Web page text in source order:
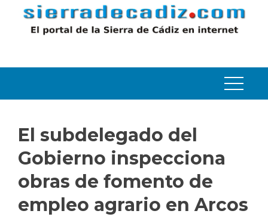
El subdelegado del
Gobierno inspecciona
obras de fomento de
empleo agrario en Arcos